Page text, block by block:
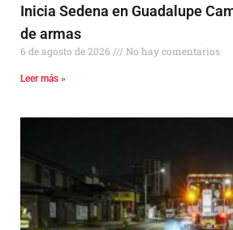
Inicia Sedena en Guadalupe
de armas
6 de agosto de 2026 No hay comentarios
Leer más »